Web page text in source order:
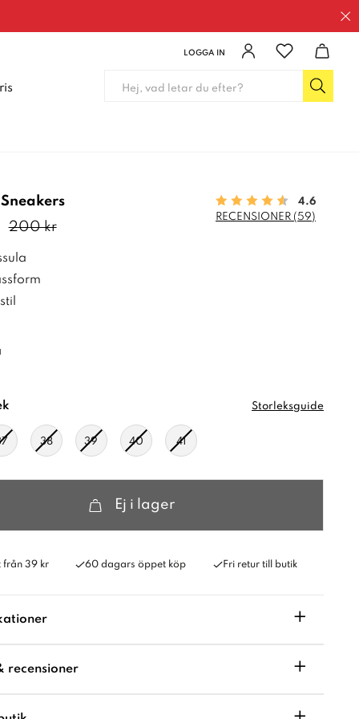
LOGGA IN
pris:140 kr 200 kr
200 kr
4.6
RECENSIONER (59)
Storleksguide
38 39 40 41
Ej i lager
från 39 kr 60 dagars öppet köp Fri retur till butik
+
recensioner +